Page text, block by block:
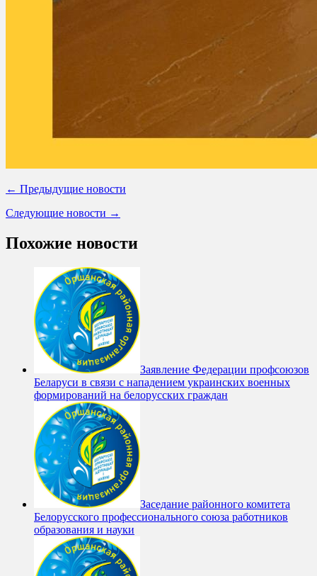
← Предыдущие новости
Следующие новости →
Похожие новости
Заявление Федерации профсоюзов
Беларуси в связи с нападением украинских военных
формирований на белорусских граждан
Заседание районного комитета
Белорусского профессионального союза работников
образования и науки